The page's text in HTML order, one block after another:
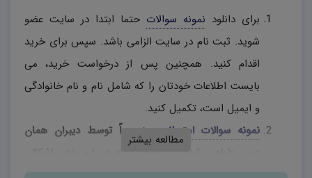
برای دانلود نمونه سوالات حتما ابتدا در سایت عضو
شوید. ثبت نام در سایت الزامی باشد. سپس برای خرید
اقدام کنید. همچنین پس از درخواست خرید، می
بایست اطلاعات خودتان را که شامل نام و نام خانوادگی
و ایمیل است، تکمیل کنید.
نمونه سوالات امتحانی
، منحصراً توسط دیبران همان
مطالعه بیشتر